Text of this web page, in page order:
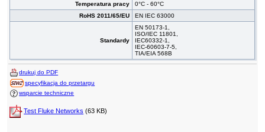
Temperatura pracy
0°C - 60°C
RoHS 2011/65/EU
EN IEC 63000
Standardy
EN 50173-1,
ISO/IEC 11801,
IEC60332-1,
IEC-60603-7-5,
TIA/EIA 568B
drukuj do PDF
specyfikacja do przetargu
wsparcie techniczne
Test Fluke Networks (63 KB)